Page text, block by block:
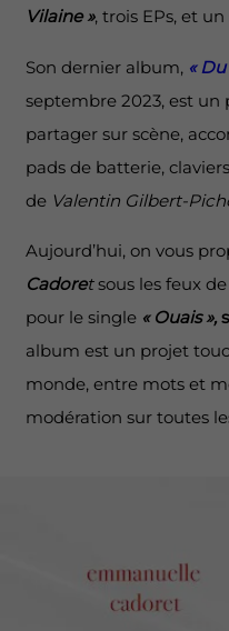
Vilaine », trois EPs, et
Son dernier album, «
septembre 2023, est un
partager sur scène,
pads de batterie,
de Valentin Gilbert-
Aujourd’hui, on vous
Cadoretsous les feux
pour le single « Ouais »,
album est un projet
monde, entre mots et
modération sur toutes